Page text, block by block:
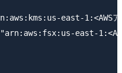
east-1:<AWS
east-